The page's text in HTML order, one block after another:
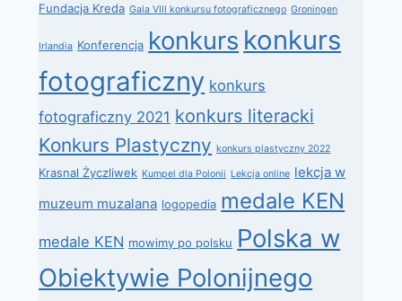
Fundacja Kreda Gala VIII konkursu fotograficznego Groningen
Irlandia Konferencja konkurs konkurs
fotograficzny konkurs
fotograficzny 2021 konkurs literacki
Konkurs Plastyczny konkurs plastyczny 2022
Krasnal Życzliwek Kumpel dla Polonii Lekcja online lekcja w
muzeum muzalana logopedia medale KEN
medale KEN mowimy po polsku Polska w
Obiektywie Polonijnego